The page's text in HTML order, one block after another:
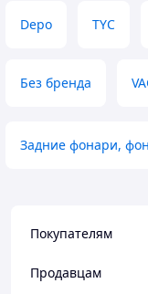
Depo TYC
Без бренда
Задние фонари,
Покупателям
Продавцам